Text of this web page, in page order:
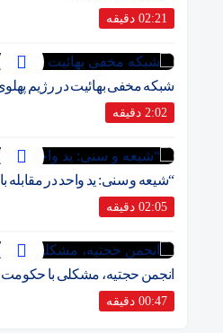
02:21 دقیقه
شبکه مخفی بهائیت در رژیم
2:02 دقیقه
“شیعه و سنی: ید واحد در مقابله
02:05 دقیقه
انجمن حجتیه، مشکلی با
00:47 دقیقه